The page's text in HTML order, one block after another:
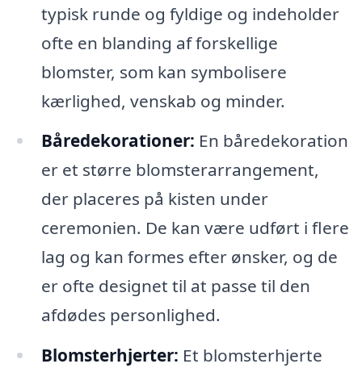
typisk runde og fyldige og indeholder
ofte en blanding af forskellige
blomster, som kan symbolisere
kærlighed, venskab og minder.
Båredekorationer: En båredekoration
er et større blomsterarrangement,
der placeres på kisten under
ceremonien. De kan være udført i flere
lag og kan formes efter ønsker, og de
er ofte designet til at passe til den
afdødes personlighed.
Blomsterhjerter: Et blomsterhjerte